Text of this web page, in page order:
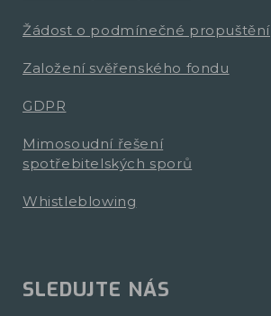
Žádost o podmínečné propuštění
Založení svěřenského fondu
GDPR
Mimosoudní řešení
spotřebitelských sporů
Whistleblowing
SLEDUJTE NÁS